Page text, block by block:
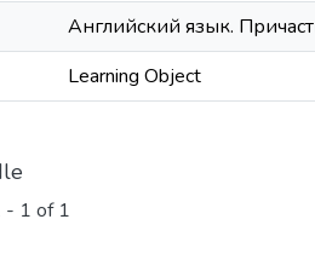
Английский язык.
Learning Object
- 1 of 1